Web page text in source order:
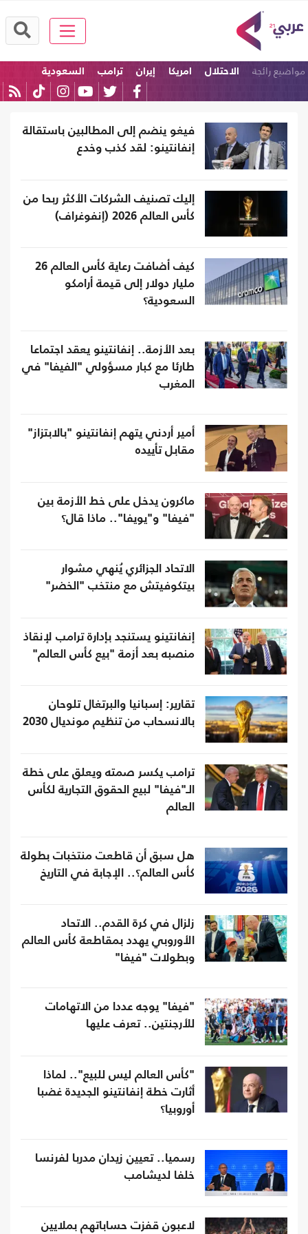
مواضيع رائجة الاحتلال امريكا إيران ترامب
السعودية
فيغو ينضم إلى المطالبين باستقالة
إنفانتينو: لقد كذب وخدع
إليك تصنيف الشركات الأكثر ربحا من
كأس العالم 2026 (إنفوغراف)
كيف أضافت رعاية كأس العالم 26
مليار دولار إلى قيمة أرامكو
السعودية؟
بعد الأزمة.. إنفانتينو يعقد اجتماعا
طارئا مع كبار مسؤولي "الفيفا" في
المغرب
أمير أردني يتهم إنفانتينو "بالابتزاز"
مقابل تأييده
ماكرون يدخل على خط الأزمة بين
"فيفا" و"يويفا".. ماذا قال؟
الاتحاد الجزائري يُنهي مشوار
بيتكوفيتش مع منتخب "الخضر"
إنفانتينو يستنجد بإدارة ترامب لإنقاذ
منصبه بعد أزمة "بيع كأس العالم"
تقارير: إسبانيا والبرتغال تلوحان
بالانسحاب من تنظيم مونديال 2030
ترامب يكسر صمته ويعلق على خطة
الـ"فيفا" لبيع الحقوق التجارية لكأس
العالم
هل سبق أن قاطعت منتخبات بطولة
كأس العالم؟.. الإجابة في التاريخ
زلزال في كرة القدم.. الاتحاد
الأوروبي يهدد بمقاطعة كأس العالم
وبطولات "فيفا"
"فيفا" يوجه عددا من الاتهامات
للأرجنتين.. تعرف عليها
"كأس العالم ليس للبيع".. لماذا
أثارت خطة إنفانتينو الجديدة غضبا
أوروبيا؟
رسميا.. تعيين زيدان مدربا لفرنسا
خلفا لديشامب
لاعبون قفزت حساباتهم بملايين